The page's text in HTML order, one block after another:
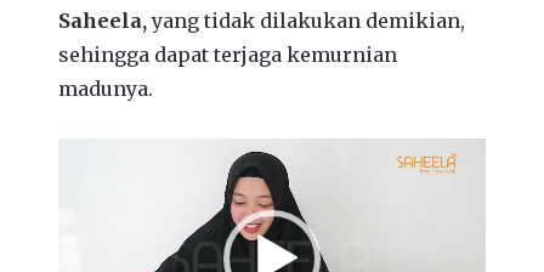
Saheela,yang tidak dilakukan demikian,
sehingga dapat terjaga kemurnian
madunya.